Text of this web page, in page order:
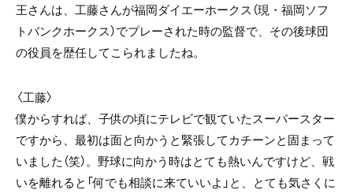
王さんは、工藤さんが福岡ダイエーホークス（現・福岡ソフ
トバンクホークス）でプレーされた時の監督で、その後球団
の役員を歴任してこられましたね。
〈工藤〉
僕からすれば、子供の頃にテレビで観ていたスーパースター
ですから、最初は面と向かうと緊張してカチーンと固まって
いました（笑）。野球に向かう時はとても熱いんですけど、戦
いを離れると「何でも相談に来ていいよ」と、とても気さくに